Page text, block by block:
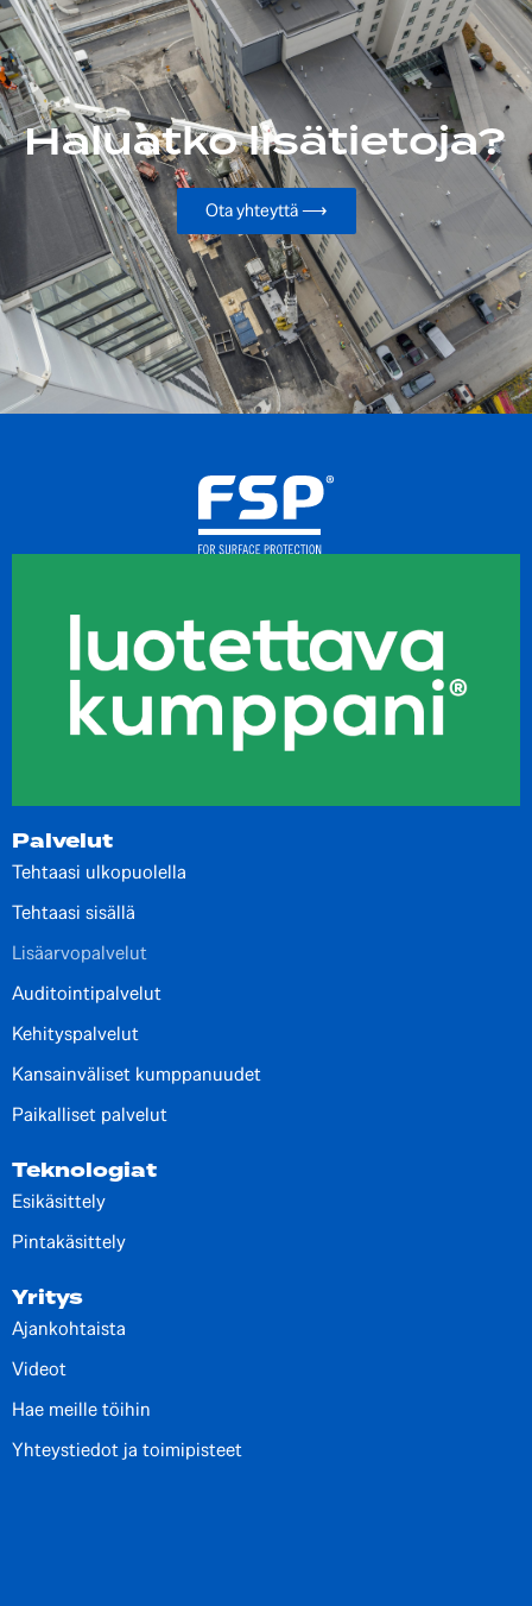
Haluatko lisätietoja?
Ota yhteyttä ⟶
Palvelut
Tehtaasi ulkopuolella
Tehtaasi sisällä
Lisäarvopalvelut
Auditointipalvelut
Kehityspalvelut
Kansainväliset kumppanuudet
Paikalliset palvelut
Teknologiat
Esikäsittely
Pintakäsittely
Yritys
Ajankohtaista
Videot
Hae meille töihin
Yhteystiedot ja toimipisteet